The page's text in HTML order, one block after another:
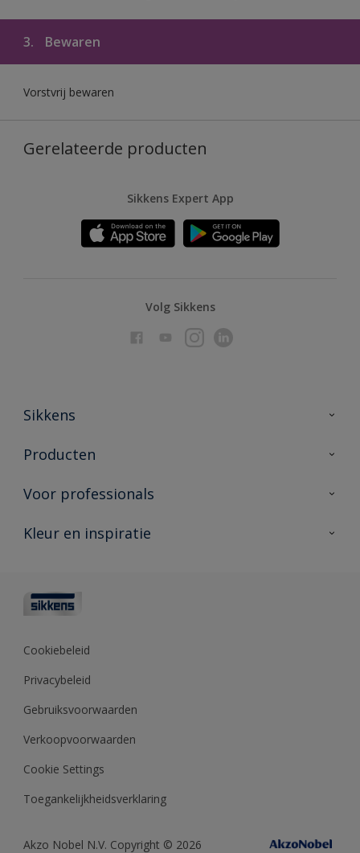
3. Bewaren
Vorstvrij bewaren
Gerelateerde producten
Sikkens Expert App
Volg Sikkens
Sikkens
Over Sikkens
Duurzaamheid
Producten
Producten voor binnen
Vind je verkooppunt
Voor professionals
Advies & service
Polyfilla Pro
Sikkens Center
Kleur en inspiratie
Kleurcollecties
Kennisbank
Cookiebeleid
Privacybeleid
Gebruiksvoorwaarden
Verkoopvoorwaarden
Cookie Settings
Toegankelijkheidsverklaring
Akzo Nobel N.V. Copyright © 2026